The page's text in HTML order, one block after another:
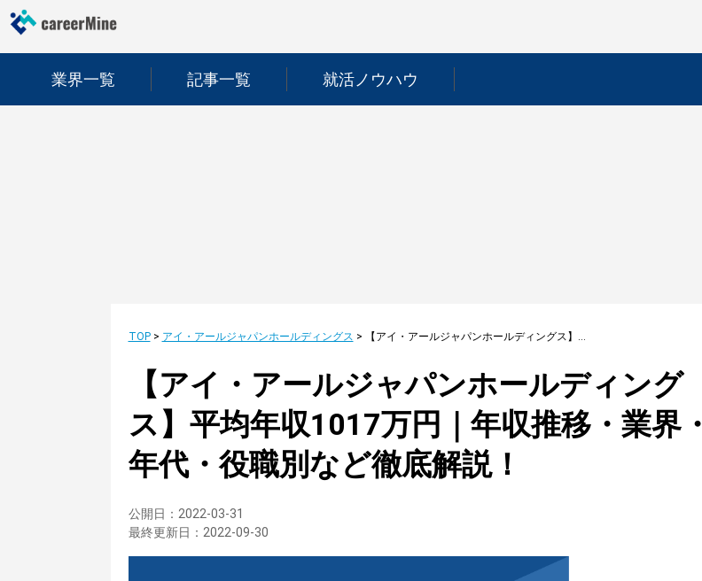
業界一覧 記事一覧 就活ノウハウ
TOP> アイ・アールジャパンホールディングス > 【アイ・アールジャパンホールディングス】平均年収1017万円｜年収推移・業界・年代・役職別など徹底解説！
【アイ・アールジャパンホールディング
ス】平均年収1017万円｜年収推移・業界・
年代・役職別など徹底解説！
公開日： 2022-03-31
最終更新日： 2022-09-30